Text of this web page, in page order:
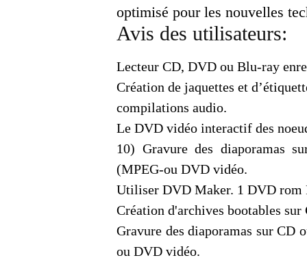
optimisé pour les nouvelles
Avis des utilisateurs:
Lecteur CD, DVD ou Blu-ray
Création de jaquettes et
compilations audio.
Le DVD vidéo interactif des
10) Gravure des diaporamas
(MPEG-ou DVD vidéo.
Utiliser DVD Maker. 1 DVD rom
Création d'archives bootables
Gravure des diaporamas sur
ou DVD vidéo.